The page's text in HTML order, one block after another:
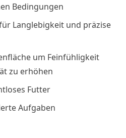
Bedingungen
Langlebigkeit und präzise
um Feinfühligkeit
zu erhöhen
Futter
Aufgaben